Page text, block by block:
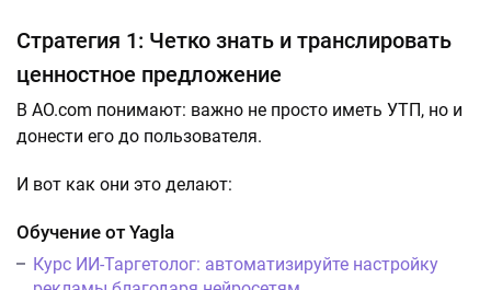
Стратегия 1: Четко знать и транслировать
ценностное предложение
В AO.com понимают: важно не просто иметь УТП, но и
донести его до пользователя.
И вот как они это делают:
Обучение от Yagla
Курс ИИ-Таргетолог: автоматизируйте настройку